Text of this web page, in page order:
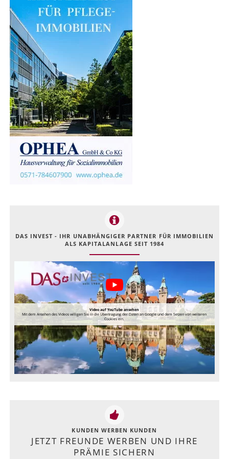
DAS INVEST - IHR UNABHÄNGIGER PARTNER FÜR IMMOBILIEN
ALS KAPITALANLAGE SEIT 1984
Video auf YouTube ansehen
Mit dem Ansehen des Videos willigen Sie in die Übertragung der Daten an Google und dem Setzen von weiteren
Cookies ein.
KUNDEN WERBEN KUNDEN
JETZT FREUNDE WERBEN UND IHRE
PRÄMIE SICHERN